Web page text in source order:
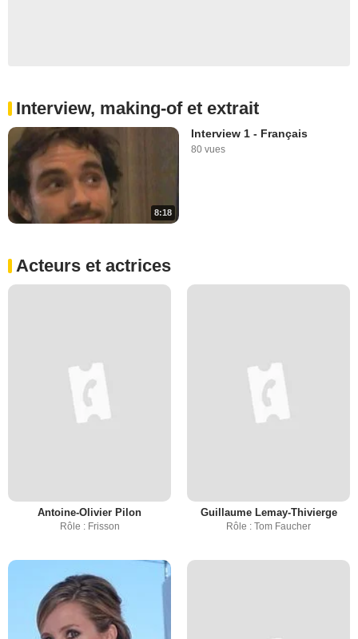
Interview, making-of et extrait
8:18
Interview 1 - Français
80 vues
Acteurs et actrices
Antoine-Olivier Pilon
Rôle : Frisson
Guillaume Lemay-Thivierge
Rôle : Tom Faucher